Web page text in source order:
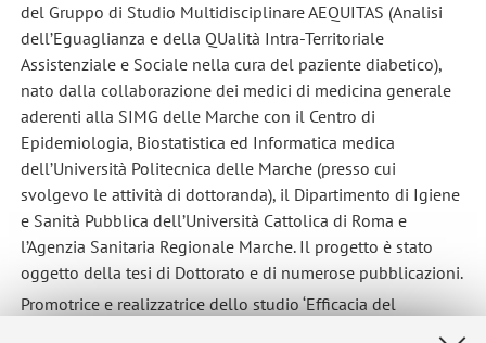
del Gruppo di Studio Multidisciplinare AEQUITAS (Analisi
dell’Eguaglianza e della QUalità Intra-Territoriale
Assistenziale e Sociale nella cura del paziente diabetico),
nato dalla collaborazione dei medici di medicina generale
aderenti alla SIMG delle Marche con il Centro di
Epidemiologia, Biostatistica ed Informatica medica
dell’Università Politecnica delle Marche (presso cui
svolgevo le attività di dottoranda), il Dipartimento di Igiene
e Sanità Pubblica dell’Università Cattolica di Roma e
l’Agenzia Sanitaria Regionale Marche. Il progetto è stato
oggetto della tesi di Dottorato e di numerose pubblicazioni.
Promotrice e realizzatrice dello studio ‘Efficacia del